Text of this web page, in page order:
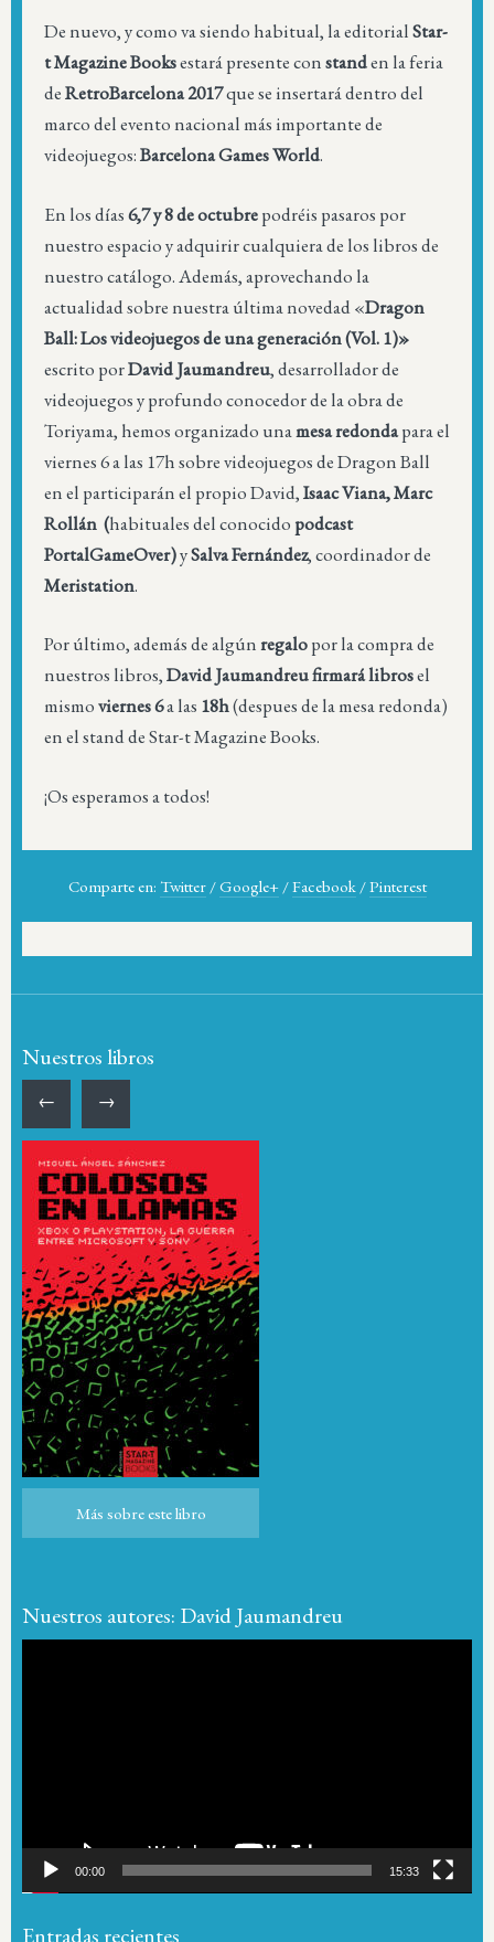
De nuevo, y como va siendo habitual, la editorialStar-
t Magazine Booksestará presente constanden la feria
deRetroBarcelona 2017que se insertará dentro del
marco del evento nacional más importante de
videojuegos:Barcelona Games World.
En los días6,7 y 8 de octubrepodréis pasaros por
nuestro espacio y adquirir cualquiera de los libros de
nuestro catálogo. Además, aprovechando la
actualidad sobre nuestra última novedad «Dragon
Ball: Los videojuegos de una generación (Vol. 1)»
escrito porDavid Jaumandreu, desarrollador de
videojuegos y profundo conocedor de la obra de
Toriyama, hemos organizado unamesa redondapara el
viernes 6 a las 17h sobre videojuegos de Dragon Ball
en el participarán el propio David,Isaac Viana, Marc
Rollán (habituales del conocido podcast
PortalGameOver)ySalva Fernández, coordinador de
Meristation.
Por último, además de algúnregalopor la compra de
nuestros libros,David Jaumandreu firmará librosel
mismoviernes 6a las 18h(despues de la mesa redonda)
en el stand de Star-t Magazine Books.
¡Os esperamos a todos!
Comparte en: Twitter /Google+ /Facebook /Pinterest
Nuestros libros
← →
Más sobre este libro
Nuestros autores: David Jaumandreu
00:00 15:33
Entradas recientes